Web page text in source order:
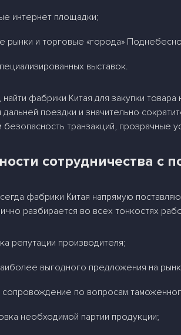
интернет площадки;
рынки и торговые «города»
выставок.
найти фабрики Китая для закупки
дальней поездки и значительно
безопасность транзакций, прозрачные
сотрудничества с
фабрики Китая напрямую
разбирается во всех тонкостях
репутации производителя;
выгодного предложения на
сопровождение по вопросам
необходимой партии продукции;